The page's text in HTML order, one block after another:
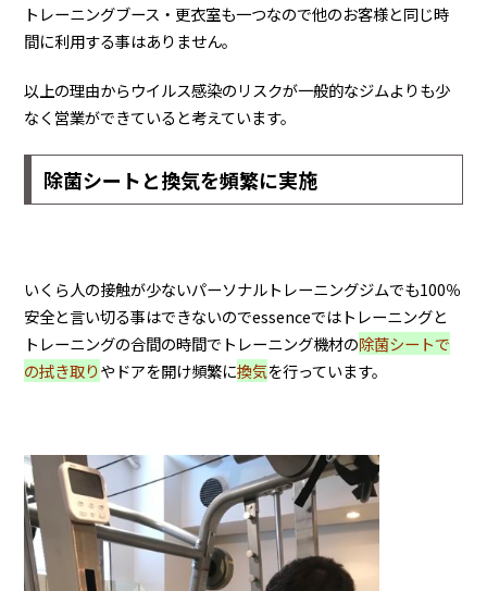
トレーニングブース・更衣室も一つなので他のお客様と同じ時
間に利用する事はありません。
以上の理由からウイルス感染のリスクが一般的なジムよりも少
なく営業ができていると考えています。
除菌シートと換気を頻繁に実施
いくら人の接触が少ないパーソナルトレーニングジムでも100％
安全と言い切る事はできないのでessenceではトレーニングと
トレーニングの合間の時間でトレーニング機材の除菌シートで
の拭き取りやドアを開け頻繁に換気を行っています。